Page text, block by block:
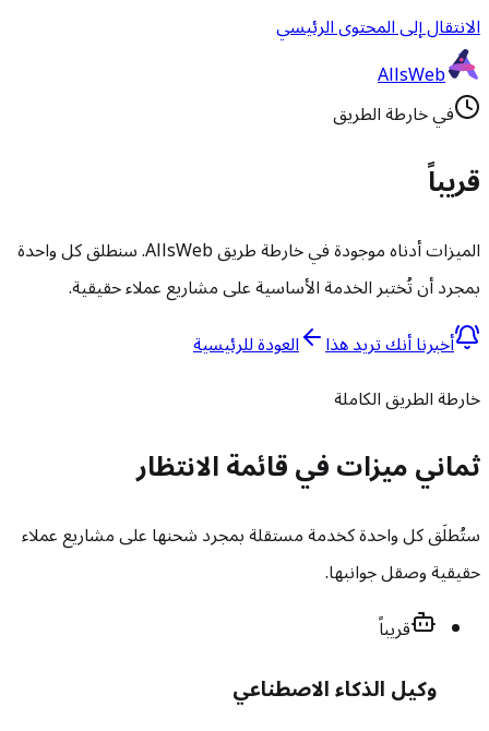
الانتقال إلى المحتوى الرئيسي
AllsWeb
في خارطة الطريق
قريباً
الميزات أدناه موجودة في خارطة طريق AllsWeb. سنطلق كل واحدة
بمجرد أن تُختبر الخدمة الأساسية على مشاريع عملاء حقيقية.
أخبرنا أنك تريد هذا
العودة للرئيسية
خارطة الطريق الكاملة
ثماني ميزات في قائمة الانتظار
ستُطلَق كل واحدة كخدمة مستقلة بمجرد شحنها على مشاريع عملاء
حقيقية وصقل جوانبها.
قريباً
وكيل الذكاء الاصطناعي